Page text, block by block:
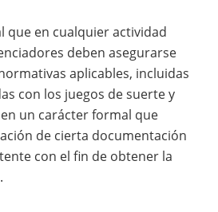
que en cualquier actividad
deben asegurarse
aplicables, incluidas
con los juegos de suerte y
un carácter formal que
de cierta documentación
con el fin de obtener la